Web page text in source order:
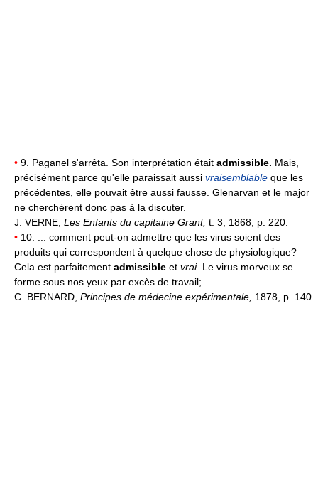
• 9. Paganel s'arrêta. Son interprétation était admissible. Mais,
précisément parce qu'elle paraissait aussi vraisemblable que les
précédentes, elle pouvait être aussi fausse. Glenarvan et le major
ne cherchèrent donc pas à la discuter.
J. VERNE, Les Enfants du capitaine Grant, t. 3, 1868, p. 220.
• 10. ... comment peut-on admettre que les virus soient des
produits qui correspondent à quelque chose de physiologique?
Cela est parfaitement admissible et vrai. Le virus morveux se
forme sous nos yeux par excès de travail; ...
C. BERNARD, Principes de médecine expérimentale, 1878, p. 140.